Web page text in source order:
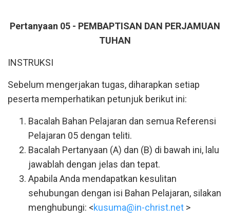
Pertanyaan 05 - PEMBAPTISAN DAN PERJAMUAN
TUHAN
INSTRUKSI
Sebelum mengerjakan tugas, diharapkan setiap
peserta memperhatikan petunjuk berikut ini:
Bacalah Bahan Pelajaran dan semua Referensi
Pelajaran 05 dengan teliti.
Bacalah Pertanyaan (A) dan (B) di bawah ini, lalu
jawablah dengan jelas dan tepat.
Apabila Anda mendapatkan kesulitan
sehubungan dengan isi Bahan Pelajaran, silakan
menghubungi: <kusuma@in-christ.net >